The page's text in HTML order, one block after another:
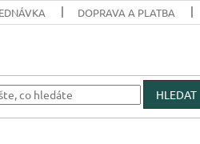
DOPRAVA A PLATBA
HLEDAT